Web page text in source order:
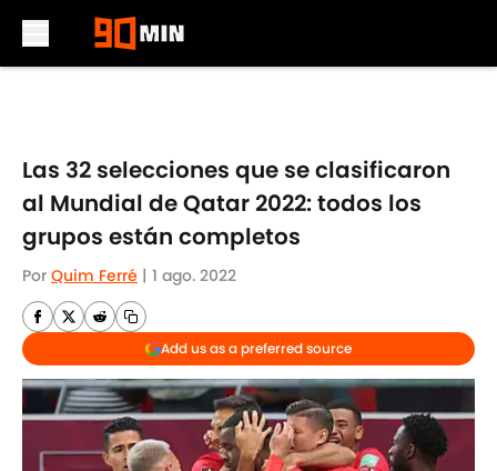
Las 32 selecciones que se clasificaron
al Mundial de Qatar 2022: todos los
grupos están completos
Por Quim Ferré | 1 ago. 2022
Add us as a preferred source